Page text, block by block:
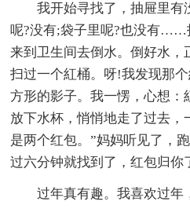
我开始寻找了，抽屉里有
呢?没有;袋子里呢?也没有……
来到卫生间去倒水。倒好水，
扫过一个紅桶。呀!我发现那
方形的影子。我一愣，心想：
放下水杯，悄悄地走了过去，
是两个红包。”妈妈听见了，
过六分钟就找到了，红包归你
过年真有趣。我喜欢过年